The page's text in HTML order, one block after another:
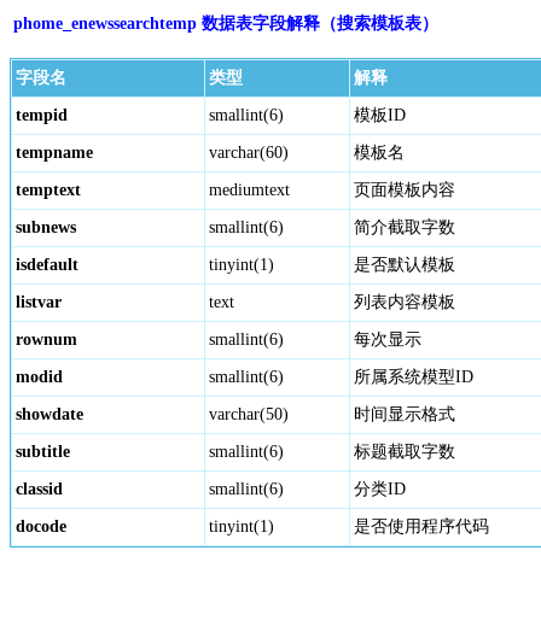
phome_enewssearchtemp 数据表字段解释（搜索模板表）
字段名 类型 解释
tempid smallint(6) 模板ID
tempname varchar(60) 模板名
temptext mediumtext 页面模板内容
subnews smallint(6) 简介截取字数
isdefault tinyint(1) 是否默认模板
listvar text 列表内容模板
rownum smallint(6) 每次显示
modid smallint(6) 所属系统模型ID
showdate varchar(50) 时间显示格式
subtitle smallint(6) 标题截取字数
classid smallint(6) 分类ID
docode tinyint(1) 是否使用程序代码